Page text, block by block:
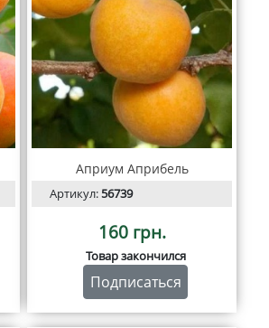
Априум Априбель
Артикул:56739
160 грн.
Товар закончился
Подписаться